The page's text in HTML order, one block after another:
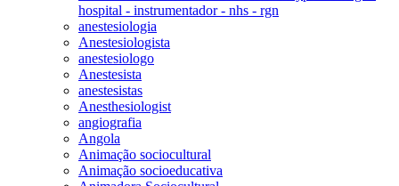
hospital - instrumentador - nhs - rgn
anestesiologia
Anestesiologista
anestesiologo
Anestesista
anestesistas
Anesthesiologist
angiografia
Angola
Animação sociocultural
Animação socioeducativa